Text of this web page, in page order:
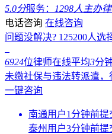
5.0分服务： 1298人 主办
电话咨询 在线咨询
问题没解决? 125200人选
6924位律师在线平均3分
未缴社保与违法转派遣
一键咨询
南通用户1分钟前提
泰州用户3分钟前提